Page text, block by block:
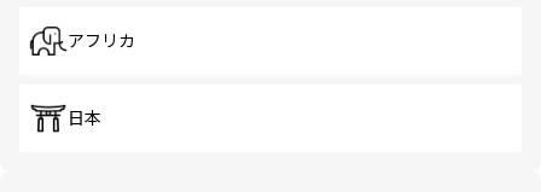
アフリカ
日本